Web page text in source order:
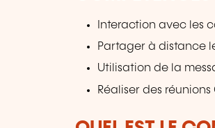
Interaction avec les
Partager à distance
Utilisation de la
Réaliser des réunions